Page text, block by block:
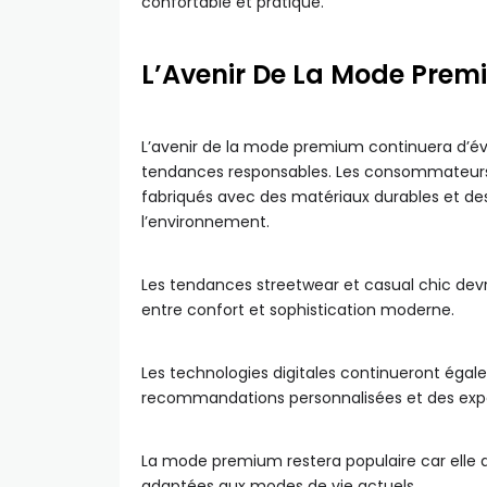
L’Avenir De La Mode
L’avenir de la mode premium continuera
tendances responsables. Les
fabriqués avec des matériaux durables et
l’environnement.
Les tendances streetwear et casual chic
entre confort et sophistication moderne.
Les technologies digitales continueront
recommandations personnalisées et des
La mode premium restera populaire car